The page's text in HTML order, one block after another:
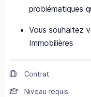
problématiques
Vous souhaitez
Immobilières
Contrat
Niveau requis